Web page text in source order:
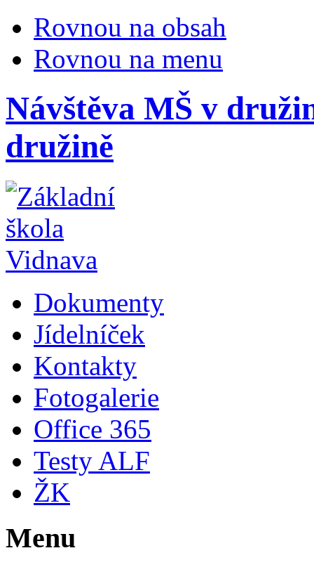
Rovnou na obsah
Rovnou na menu
Návštěva MŠ v
družině
Dokumenty
Jídelníček
Kontakty
Fotogalerie
Office 365
Testy ALF
ŽK
Menu